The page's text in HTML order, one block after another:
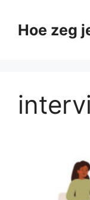
naarHoe zeg